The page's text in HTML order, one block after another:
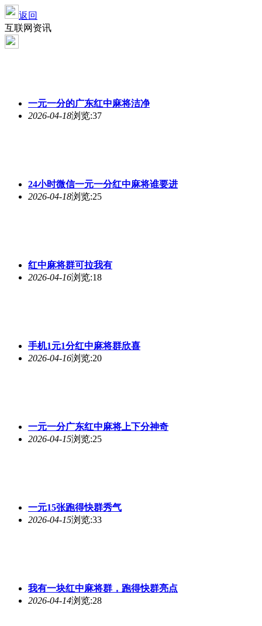
返回
互联网资讯
一元一分的广东红中麻将洁净
2026-04-18浏览:37
24小时微信一元一分红中麻将谁要进
2026-04-18浏览:25
红中麻将群可拉我有
2026-04-16浏览:18
手机1元1分红中麻将群欣喜
2026-04-16浏览:20
一元一分广东红中麻将上下分神奇
2026-04-15浏览:25
一元15张跑得快群秀气
2026-04-15浏览:33
我有一块红中麻将群，跑得快群亮点
2026-04-14浏览:28